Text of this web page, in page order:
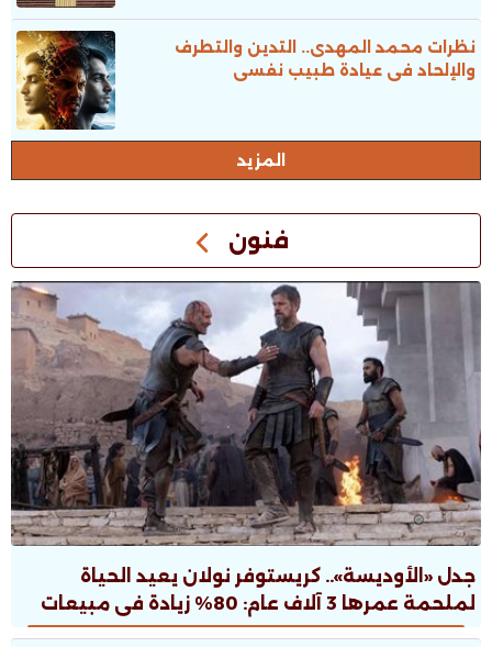
نظرات محمد المهدى.. التدين والتطرف
والإلحاد فى عيادة طبيب نفسى
المزيد
فنون
جدل «الأوديسة».. كريستوفر نولان يعيد الحياة
لملحمة عمرها 3 آلاف عام: 80% زيادة فى مبيعات
الطبعات.. ونقاش ثقافى صاخب